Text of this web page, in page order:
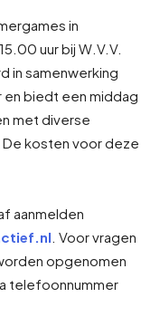
in
uur bij W.V.V.
in samenwerking
biedt een middag
met diverse
kosten voor deze
aanmelden
. Voor vragen
opgenomen
telefoonnummer